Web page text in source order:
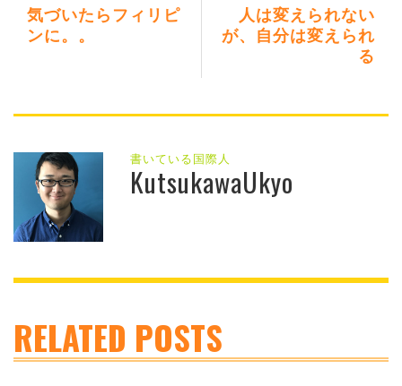
人は変えられない
が、自分は変えられ
る
気づいたらフィリピ
ンに。。
書いている国際人
KutsukawaUkyo
RELATED POSTS